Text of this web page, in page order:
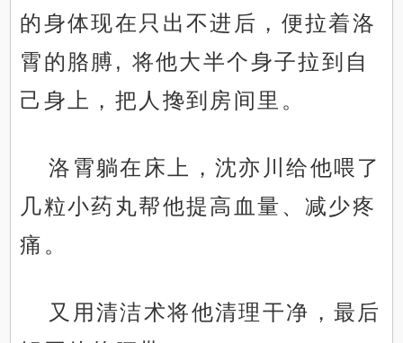
的身体现在只出不进后，便拉着洛
霄的胳膊, 将他大半个身子拉到自
己身上，把人搀到房间里。
洛霄躺在床上，沈亦川给他喂了
几粒小药丸帮他提高血量、减少疼
痛。
又用清洁术将他清理干净，最后